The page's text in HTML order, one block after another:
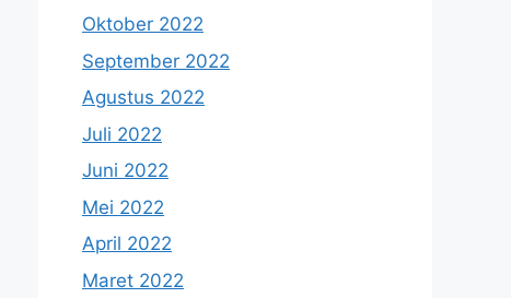
Oktober 2022
September 2022
Agustus 2022
Juli 2022
Juni 2022
Mei 2022
April 2022
Maret 2022